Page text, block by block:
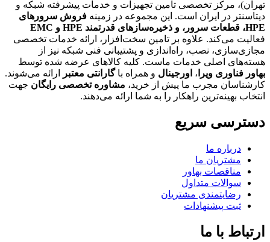
تهران)، مرکز تخصصی تأمین تجهیزات و خدمات پیشرفته شبکه و
دیتاسنتر در ایران است. این مجموعه در زمینه فروش سرورهای
HPE، قطعات سرور، و ذخیره‌سازهای قدرتمند HPE و EMC
فعالیت می‌کند. علاوه بر تامین سخت‌افزار، ارائه خدمات تخصصی
مجازی‌سازی، نصب، راه‌اندازی و پشتیبانی فنی شبکه نیز از
هسته‌های اصلی خدمات ماست. کلیه کالاهای عرضه شده توسط
بهاور فناوری ویرا ، اورجینال و همراه باگارانتی معتبر
ارائه می‌شوند.
کارشناسان مجرب ما پیش از خرید، مشاوره تخصصی رایگان جهت
انتخاب بهینه‌ترین راهکار را به شما ارائه می‌دهند.
دسترسی سریع
درباره ما
مشتریان ما
مناقصات بهاور
سوالات متداول
رضایتمندی مشتریان
ثبت پیشنهادات
ارتباط با ما